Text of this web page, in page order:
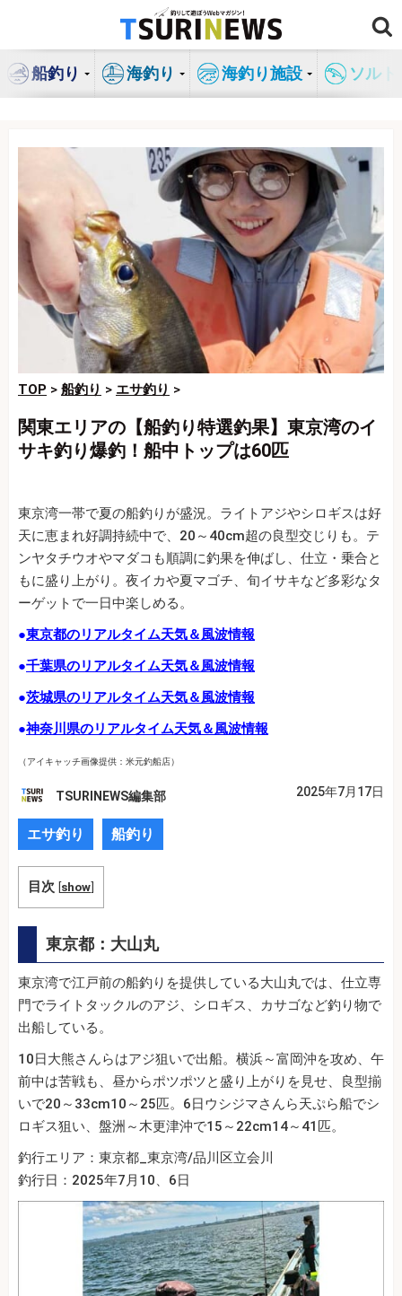
ン
船釣り 海釣り 海釣り施設 ソル
TOP > 船釣り > エサ釣り >
関東エリアの【船釣り特選釣果】東京湾のイ
サキ釣り爆釣！船中トップは60匹
東京湾一帯で夏の船釣りが盛況。ライトアジやシロギスは好
天に恵まれ好調持続中で、20～40cm超の良型交じりも。テ
ンヤタチウオやマダコも順調に釣果を伸ばし、仕立・乗合と
もに盛り上がり。夜イカや夏マゴチ、旬イサキなど多彩なタ
ーゲットで一日中楽しめる。
●東京都のリアルタイム天気＆風波情報
●千葉県のリアルタイム天気＆風波情報
●茨城県のリアルタイム天気＆風波情報
●神奈川県のリアルタイム天気＆風波情報
（アイキャッチ画像提供：米元釣船店）
TSURINEWS編集部 2025年7月17日
エサ釣り 船釣り
目次 [show]
東京都：大山丸
東京湾で江戸前の船釣りを提供している大山丸では、仕立専
門でライトタックルのアジ、シロギス、カサゴなど釣り物で
出船している。
10日大熊さんらはアジ狙いで出船。横浜～富岡沖を攻め、午
前中は苦戦も、昼からポツポツと盛り上がりを見せ、良型揃
いで20～33cm10～25匹。6日ウシジマさんら天ぷら船でシ
ロギス狙い、盤洲～木更津沖で15～22cm14～41匹。
釣行エリア：東京都_東京湾/品川区立会川
釣行日：2025年7月10、6日